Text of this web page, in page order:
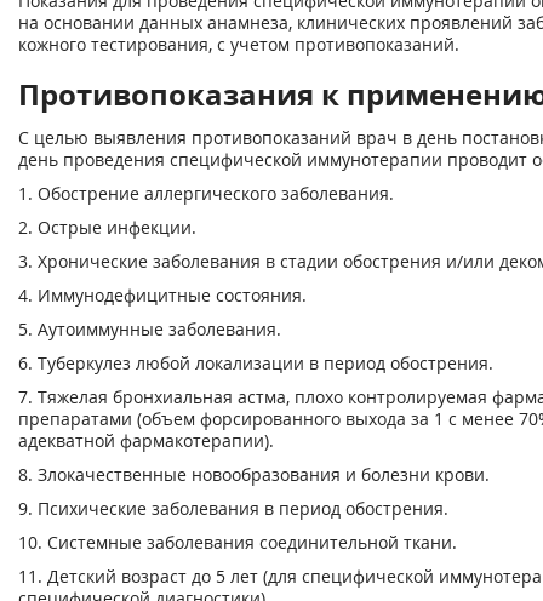
на основании данных анамнеза, клинических проявлений
кожного тестирования, с учетом противопоказаний.
Противопоказания к
С целью выявления противопоказаний врач в день
день проведения специфической иммунотерапии проводит
1. Обострение аллергического заболевания.
2. Острые инфекции.
3. Хронические заболевания в стадии обострения и/или
4. Иммунодефицитные состояния.
5. Аутоиммунные заболевания.
6. Туберкулез любой локализации в период обострения.
7. Тяжелая бронхиальная астма, плохо контролируемая
препаратами (объем форсированного выхода за 1 с менее
адекватной фармакотерапии).
8. Злокачественные новообразования и болезни крови.
9. Психические заболевания в период обострения.
10. Системные заболевания соединительной ткани.
11. Детский возраст до 5 лет (для специфической